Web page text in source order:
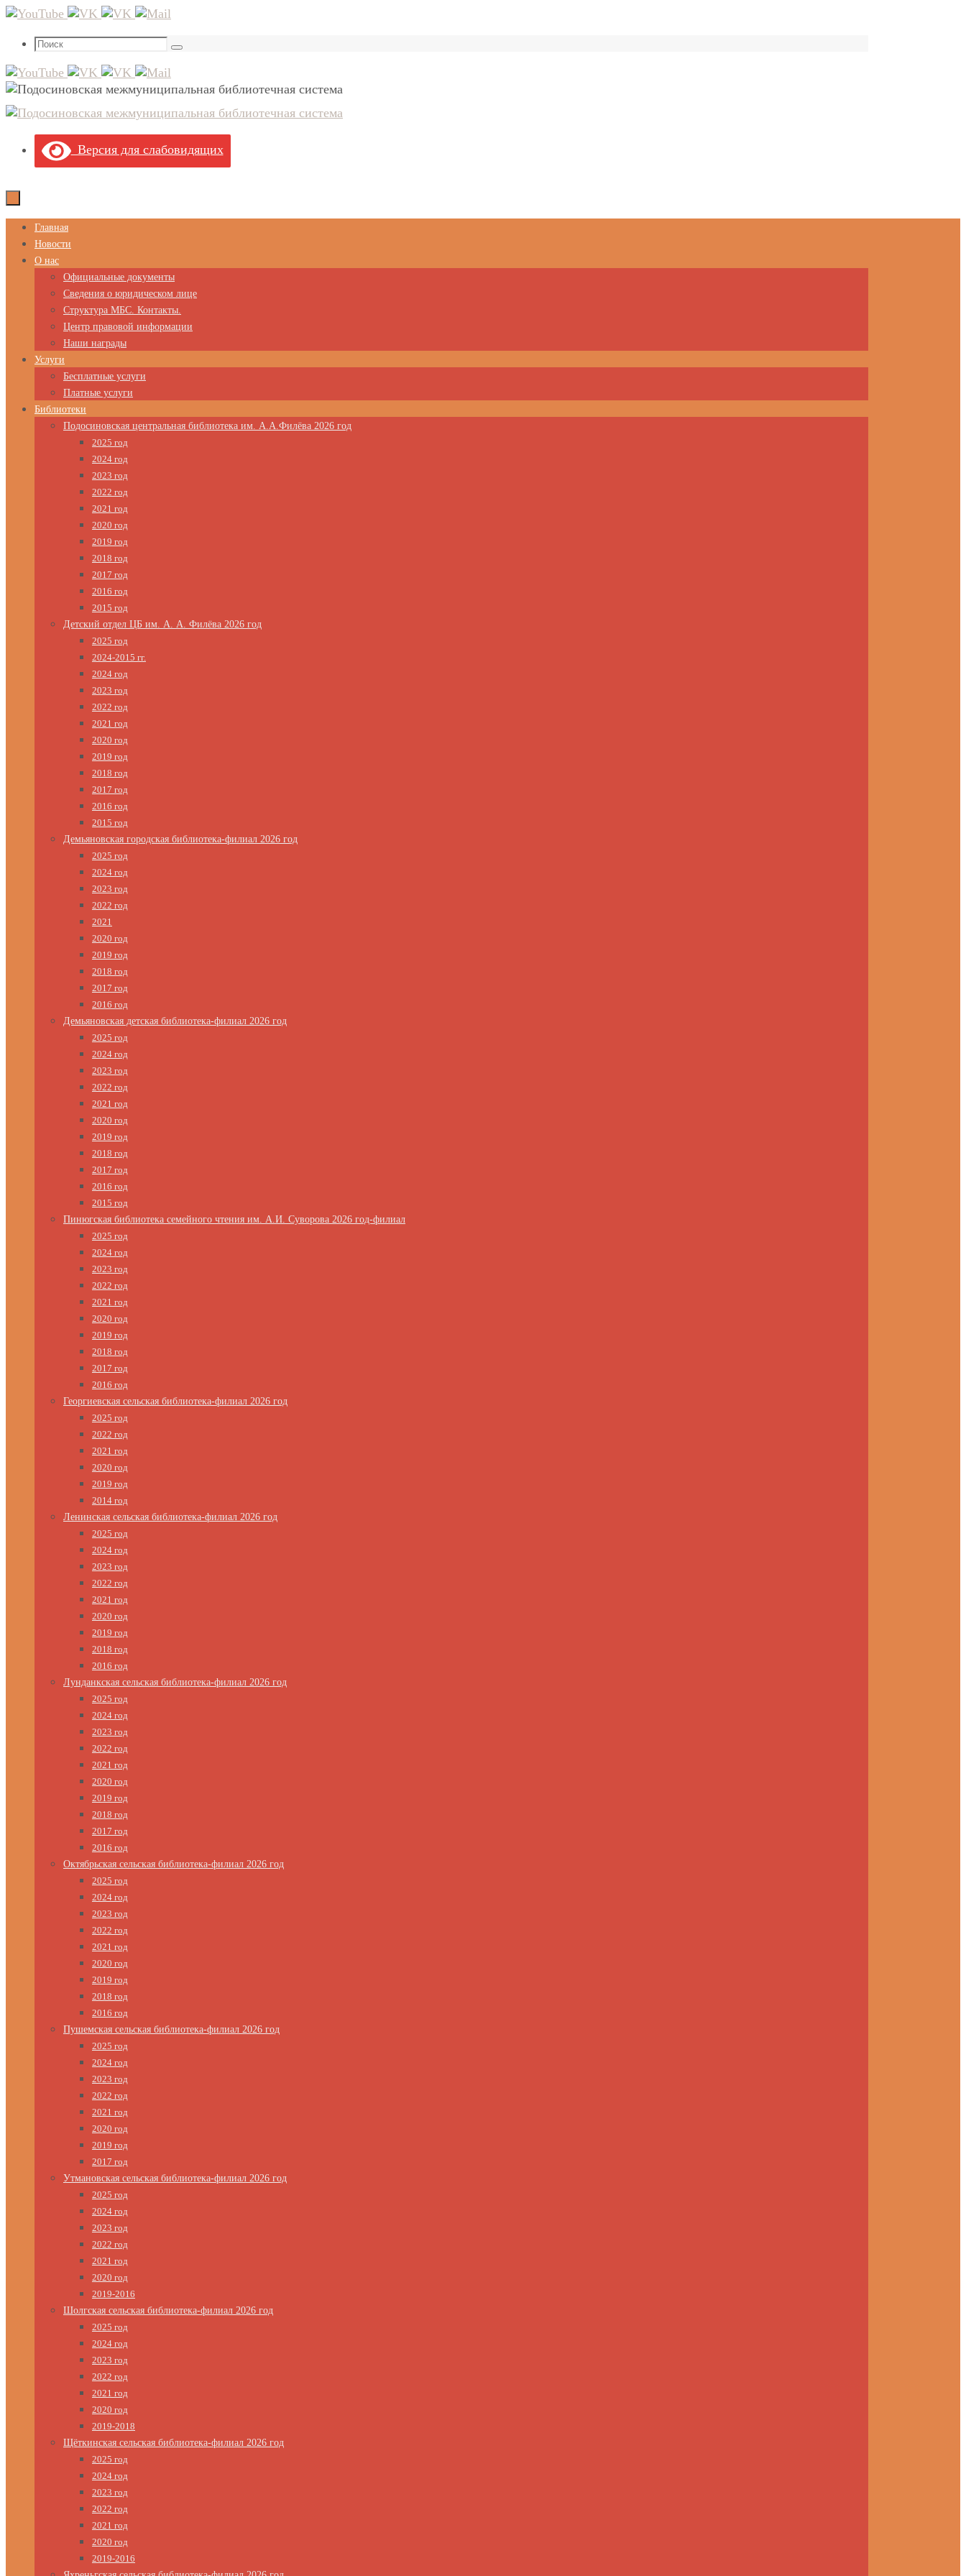
Перейти
содержимому
Что
Поиск
Версия для слабовидящих
Перейти
содержимому
Главная
Новости
О нас
Официальные документы
Сведения о юридическом лице
Структура МБС. Контакты.
Центр правовой информации
Наши награды
Услуги
Бесплатные услуги
Платные услуги
Библиотеки
Подосиновская центральная библиотека им. А.А.Филёва 2026 год
2025 год
2024 год
2023 год
2022 год
2021 год
2020 год
2019 год
2018 год
2017 год
2016 год
2015 год
Детский отдел ЦБ им. А. А. Филёва 2026 год
2025 год
2024-2015 гг.
2024 год
2023 год
2022 год
2021 год
2020 год
2019 год
2018 год
2017 год
2016 год
2015 год
Демьяновская городская библиотека-филиал 2026 год
2025 год
2024 год
2023 год
2022 год
2021
2020 год
2019 год
2018 год
2017 год
2016 год
Демьяновская детская библиотека-филиал 2026 год
2025 год
2024 год
2023 год
2022 год
2021 год
2020 год
2019 год
2018 год
2017 год
2016 год
2015 год
Пинюгская библиотека семейного чтения им. А.И. Суворова 2026 год-филиал
2025 год
2024 год
2023 год
2022 год
2021 год
2020 год
2019 год
2018 год
2017 год
2016 год
Георгиевская сельская библиотека-филиал 2026 год
2025 год
2022 год
2021 год
2020 год
2019 год
2014 год
Ленинская сельская библиотека-филиал 2026 год
2025 год
2024 год
2023 год
2022 год
2021 год
2020 год
2019 год
2018 год
2016 год
Лунданкская сельская библиотека-филиал 2026 год
2025 год
2024 год
2023 год
2022 год
2021 год
2020 год
2019 год
2018 год
2017 год
2016 год
Октябрьская сельская библиотека-филиал 2026 год
2025 год
2024 год
2023 год
2022 год
2021 год
2020 год
2019 год
2018 год
2016 год
Пушемская сельская библиотека-филиал 2026 год
2025 год
2024 год
2023 год
2022 год
2021 год
2020 год
2019 год
2017 год
Утмановская сельская библиотека-филиал 2026 год
2025 год
2024 год
2023 год
2022 год
2021 год
2020 год
2019-2016
Шолгская сельская библиотека-филиал 2026 год
2025 год
2024 год
2023 год
2022 год
2021 год
2020 год
2019-2018
Щёткинская сельская библиотека-филиал 2026 год
2025 год
2024 год
2023 год
2022 год
2021 год
2020 год
2019-2016